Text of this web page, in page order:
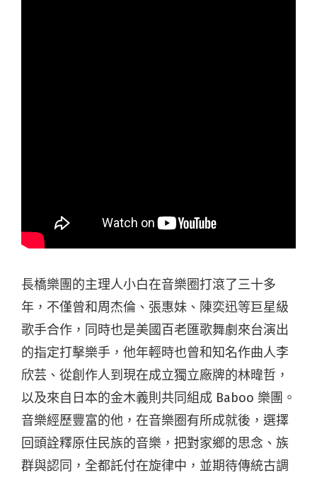
長橋樂團的主理人小白在音樂圈打滾了三十多
年，不僅曾和周杰倫、張惠妹、陳奕迅等巨星級
歌手合作，同時也是美國百老匯歌舞劇來台演出
的指定打擊樂手，他年輕時也曾和知名作曲人李
欣芸、從創作人到現在成立獨立廠牌的林暐哲，
以及來自日本的金木義則共同組成 Baboo 樂團。
音樂經歷豐富的他，在音樂圈有所成就後，選擇
回頭詮釋原住民族的音樂，把對家鄉的思念、族
群與認同，全都託付在旋律中，並期待傳統古調